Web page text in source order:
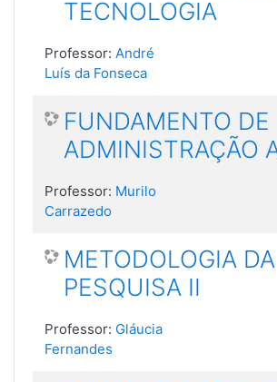
TECNOLOGIA
Professor: André
Luís da Fonseca
FUNDAMENTO DE
ADMINISTRAÇÃO
Professor: Murilo
Carrazedo
METODOLOGIA DA
PESQUISA II
Professor: Gláucia
Fernandes